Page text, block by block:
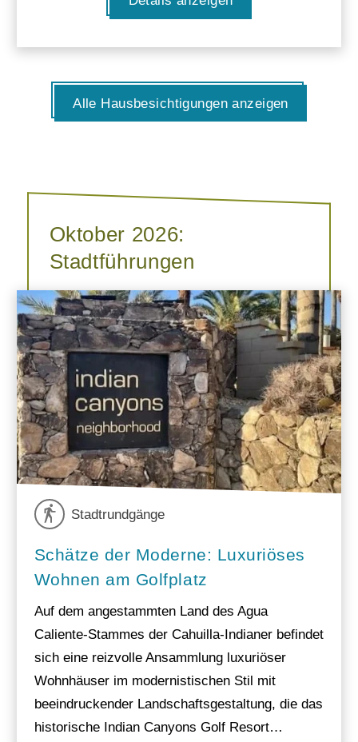
Alle Hausbesichtigungen anzeigen
Oktober 2026:
Stadtführungen
Stadtrundgänge
Schätze der Moderne: Luxuriöses
Wohnen am Golfplatz
Auf dem angestammten Land des Agua
Caliente-Stammes der Cahuilla-Indianer befindet
sich eine reizvolle Ansammlung luxuriöser
Wohnhäuser im modernistischen Stil mit
beeindruckender Landschaftsgestaltung, die das
historische Indian Canyons Golf Resort…